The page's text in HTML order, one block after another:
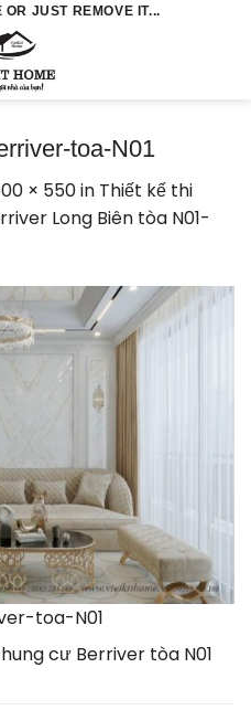
JUST REMOVE IT...
toa-N01
× 550in Thiết kế thi
Long Biên tòa N01-
toa-N01
cư Berriver tòa N01